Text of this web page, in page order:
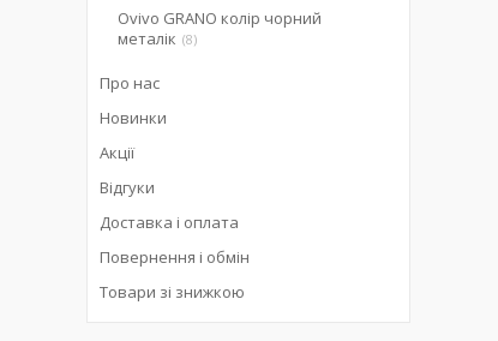
Ovivo GRANO колір чорний
металік 8
Про нас
Новинки
Акції
Відгуки
Доставка і оплата
Повернення і обмін
Товари зі знижкою